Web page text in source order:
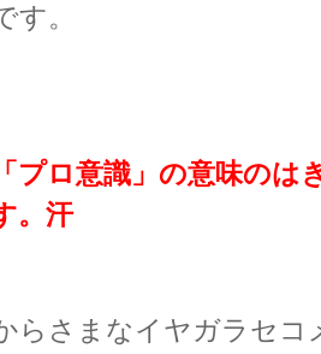
す。
プロ意識」の意味のは
。汗
らさまなイヤガラセコ